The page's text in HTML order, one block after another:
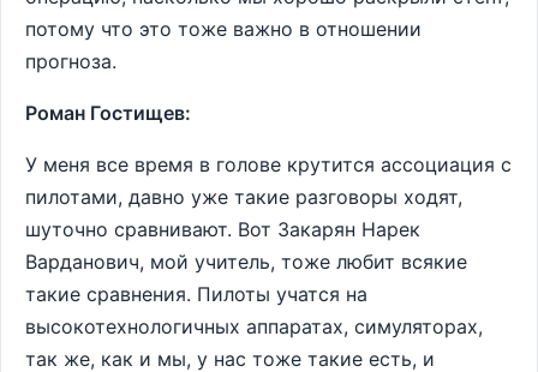
потому что это тоже важно в отношении
прогноза.
Роман Гостищев:
У меня все время в голове крутится ассоциация с
пилотами, давно уже такие разговоры ходят,
шуточно сравнивают. Вот Закарян Нарек
Варданович, мой учитель, тоже любит всякие
такие сравнения. Пилоты учатся на
высокотехнологичных аппаратах, симуляторах,
так же, как и мы, у нас тоже такие есть, и